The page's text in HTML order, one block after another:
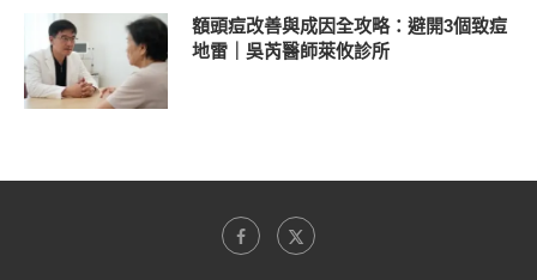
額頭痘改善與成因全攻略：避開3個致痘
地雷｜吳芮醫師萊攸診所